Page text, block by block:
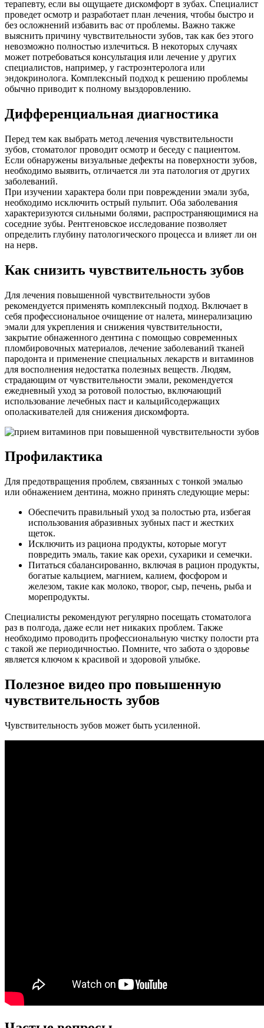
терапевту, если вы ощущаете дискомфорт в зубах. Специалист
проведет осмотр и разработает план лечения, чтобы быстро и
без осложнений избавить вас от проблемы. Важно также
выяснить причину чувствительности зубов, так как без этого
невозможно полностью излечиться. В некоторых случаях
может потребоваться консультация или лечение у других
специалистов, например, у гастроэнтеролога или
эндокринолога. Комплексный подход к решению проблемы
обычно приводит к полному выздоровлению.
Дифференциальная диагностика
Перед тем как выбрать метод лечения чувствительности
зубов, стоматолог проводит осмотр и беседу с пациентом.
Если обнаружены визуальные дефекты на поверхности зубов,
необходимо выявить, отличается ли эта патология от других
заболеваний.
При изучении характера боли при повреждении эмали зуба,
необходимо исключить острый пульпит. Оба заболевания
характеризуются сильными болями, распространяющимися на
соседние зубы. Рентгеновское исследование позволяет
определить глубину патологического процесса и влияет ли он
на нерв.
Как снизить чувствительность зубов
Для лечения повышенной чувствительности зубов
рекомендуется применять комплексный подход. Включает в
себя профессиональное очищение от налета, минерализацию
эмали для укрепления и снижения чувствительности,
закрытие обнаженного дентина с помощью современных
пломбировочных материалов, лечение заболеваний тканей
пародонта и применение специальных лекарств и витаминов
для восполнения недостатка полезных веществ. Людям,
страдающим от чувствительности эмали, рекомендуется
ежедневный уход за ротовой полостью, включающий
использование лечебных паст и кальцийсодержащих
ополаскивателей для снижения дискомфорта.
Профилактика
Для предотвращения проблем, связанных с тонкой эмалью
или обнажением дентина, можно принять следующие меры:
Обеспечить правильный уход за полостью рта, избегая
использования абразивных зубных паст и жестких
щеток.
Исключить из рациона продукты, которые могут
повредить эмаль, такие как орехи, сухарики и семечки.
Питаться сбалансированно, включая в рацион продукты,
богатые кальцием, магнием, калием, фосфором и
железом, такие как молоко, творог, сыр, печень, рыба и
морепродукты.
Специалисты рекомендуют регулярно посещать стоматолога
раз в полгода, даже если нет никаких проблем. Также
необходимо проводить профессиональную чистку полости рта
с такой же периодичностью. Помните, что забота о здоровье
является ключом к красивой и здоровой улыбке.
Полезное видео про повышенную
чувствительность зубов
Чувствительность зубов может быть усиленной.